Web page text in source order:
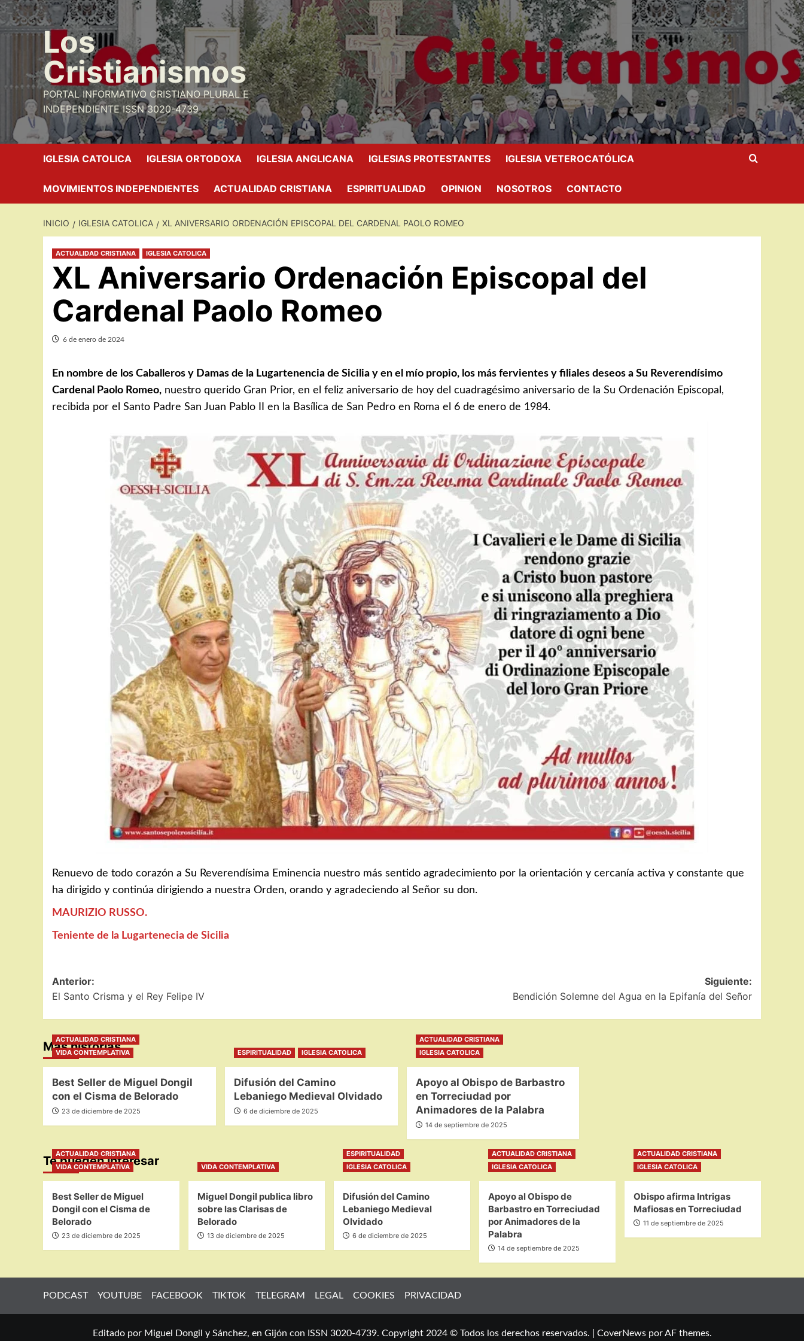
Saltar
al
contenido Los
Cristianismos
PORTAL INFORMATIVO CRISTIANO PLURAL E
INDEPENDIENTE ISSN 3020-4739
IGLESIA CATOLICA IGLESIA ORTODOXA IGLESIA ANGLICANA IGLESIAS PROTESTANTES IGLESIA VETEROCATÓLICA
MOVIMIENTOS INDEPENDIENTES ACTUALIDAD CRISTIANA ESPIRITUALIDAD OPINION NOSOTROS CONTACTO
INICIO IGLESIA CATOLICA XL ANIVERSARIO ORDENACIÓN EPISCOPAL DEL CARDENAL PAOLO ROMEO
ACTUALIDAD CRISTIANA IGLESIA CATOLICA
XL Aniversario Ordenación Episcopal del
Cardenal Paolo Romeo
6 de enero de 2024
En nombre de los Caballeros y Damas de la Lugartenencia de Sicilia y en el mío propio, los más fervientes y filiales deseos a Su Reverendísimo
Cardenal Paolo Romeo, nuestro querido Gran Prior, en el feliz aniversario de hoy del cuadragésimo aniversario de la Su Ordenación Episcopal,
recibida por el Santo Padre San Juan Pablo II en la Basílica de San Pedro en Roma el 6 de enero de 1984.
Renuevo de todo corazón a Su Reverendísima Eminencia nuestro más sentido agradecimiento por la orientación y cercanía activa y constante que
ha dirigido y continúa dirigiendo a nuestra Orden, orando y agradeciendo al Señor su don.
MAURIZIO RUSSO.
Teniente de la Lugartenecia de Sicilia
Navegación
de
entradas
Anterior:
El Santo Crisma y el Rey Felipe IV
Siguiente:
Bendición Solemne del Agua en la Epifanía del Señor
Más historias
ACTUALIDAD CRISTIANA
VIDA CONTEMPLATIVA
Best Seller de Miguel Dongil
con el Cisma de Belorado
23 de diciembre de 2025
ESPIRITUALIDAD IGLESIA CATOLICA
Difusión del Camino
Lebaniego Medieval Olvidado
6 de diciembre de 2025
ACTUALIDAD CRISTIANA
IGLESIA CATOLICA
Apoyo al Obispo de Barbastro
en Torreciudad por
Animadores de la Palabra
14 de septiembre de 2025
Te pueden interesar
ACTUALIDAD CRISTIANA
VIDA CONTEMPLATIVA
Best Seller de Miguel
Dongil con el Cisma de
Belorado
23 de diciembre de 2025
VIDA CONTEMPLATIVA
Miguel Dongil publica libro
sobre las Clarisas de
Belorado
13 de diciembre de 2025
ESPIRITUALIDAD
IGLESIA CATOLICA
Difusión del Camino
Lebaniego Medieval
Olvidado
6 de diciembre de 2025
ACTUALIDAD CRISTIANA
IGLESIA CATOLICA
Apoyo al Obispo de
Barbastro en Torreciudad
por Animadores de la
Palabra
14 de septiembre de 2025
ACTUALIDAD CRISTIANA
IGLESIA CATOLICA
Obispo afirma Intrigas
Mafiosas en Torreciudad
11 de septiembre de 2025
PODCAST YOUTUBE FACEBOOK TIKTOK TELEGRAM LEGAL COOKIES PRIVACIDAD
Editado por Miguel Dongil y Sánchez, en Gijón con ISSN 3020-4739. Copyright 2024 © Todos los derechos reservados. CoverNewspor AF themes.